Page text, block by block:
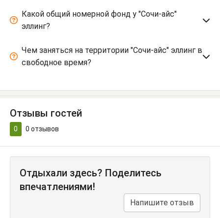
Какой общий номерной фонд у "Сочи-айс"
эллинг?
Чем заняться на территории "Сочи-айс" эллинг в
свободное время?
Отзывы гостей
0 0 отзывов
Отдыхали здесь? Поделитесь
впечатлениями!
Напишите отзыв